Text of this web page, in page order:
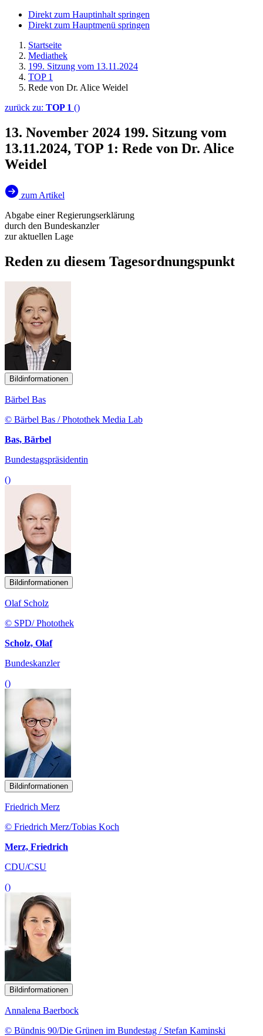
Direkt zum Hauptinhalt springen
Direkt zum Hauptmenü springen
Startseite
Mediathek
199. Sitzung vom 13.11.2024
TOP 1
Rede von Dr. Alice Weidel
zurück zu: TOP 1 ()
13. November 2024 199. Sitzung vom
13.11.2024, TOP 1: Rede von Dr. Alice
Weidel
zum Artikel
Abgabe einer Regierungserklärung
durch den Bundeskanzler
zur aktuellen Lage
Reden zu diesem Tagesordnungspunkt
Bildinformationen
Bärbel Bas
© Bärbel Bas / Photothek Media Lab
Bas, Bärbel
Bundestagspräsidentin
()
Bildinformationen
Olaf Scholz
© SPD/ Photothek
Scholz, Olaf
Bundeskanzler
()
Bildinformationen
Friedrich Merz
© Friedrich Merz/Tobias Koch
Merz, Friedrich
CDU/CSU
()
Bildinformationen
Annalena Baerbock
© Bündnis 90/Die Grünen im Bundestag / Stefan Kaminski